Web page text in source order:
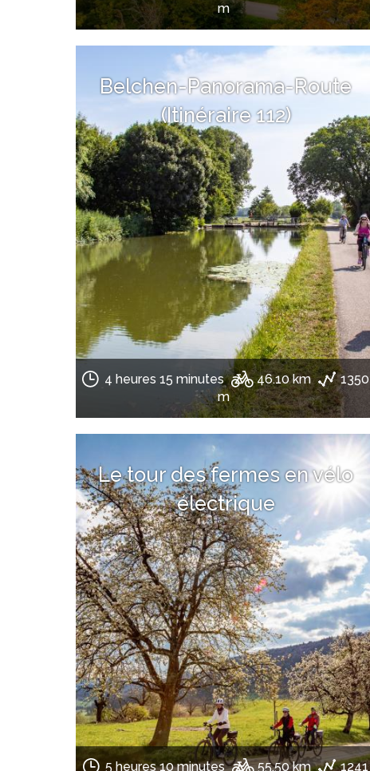
m
Belchen-Panorama-Route
(Itinéraire 112)
4 heures 15 minutes 46.10 km
1350
m
Le tour des fermes en vélo
électrique
5 heures 10 minutes 55.50 km 1241